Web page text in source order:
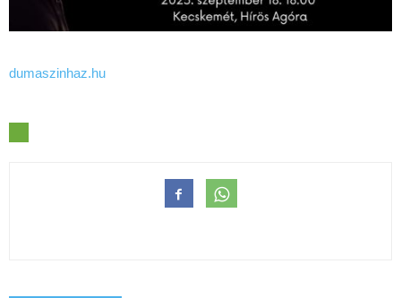
dumaszinhaz.hu